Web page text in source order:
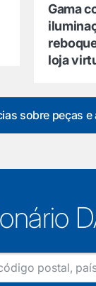
Gama
loja
sobre peças e